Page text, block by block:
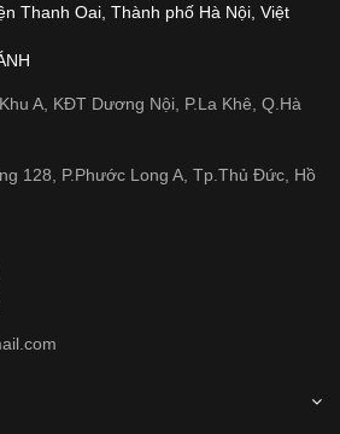
Thanh Oai, Thành phố Hà Nội, Việt
A, KĐT Dương Nội, P.La Khê, Q.Hà
128, P.Phước Long A, Tp.Thủ Đức, Hồ